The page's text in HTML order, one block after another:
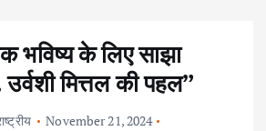
भविष्य के लिए साझा
उर्वशी मित्तल की पहल”
November 21, 2024